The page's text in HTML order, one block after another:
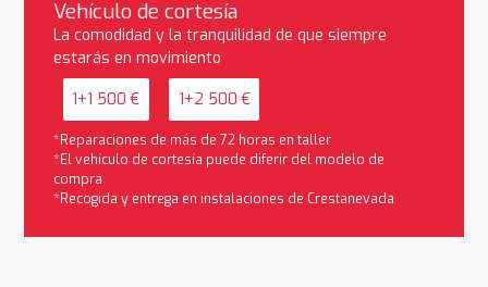
Vehículo de cortesía
La comodidad y la tranquilidad de que siempre
estarás en movimiento
1+1 500 € 1+2 500 €
*Reparaciones de más de 72 horas en taller
*El vehículo de cortesía puede diferir del modelo de
compra
*Recogida y entrega en instalaciones de Crestanevada